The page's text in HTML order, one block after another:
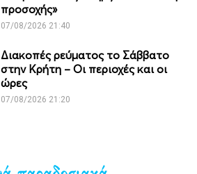
προσοχής»
07/08/2026 21:40
Διακοπές ρεύματος το Σάββατο
στην Κρήτη – Οι περιοχές και οι
ώρες
07/08/2026 21:20